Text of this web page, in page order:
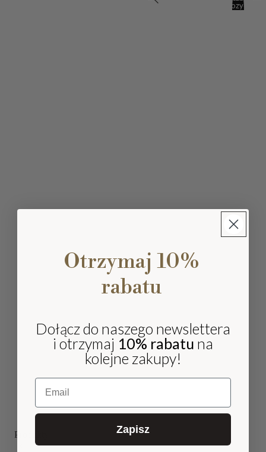
Produkty
pozycji
w
Otrzymaj 10%
rabatu
Dołącz do naszego newslettera
i otrzymaj 10% rabatu na
kolejne zakupy!
Email
Zapisz